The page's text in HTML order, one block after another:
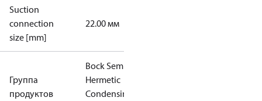
Suction
connection
size [mm]
22.00 мм
Группа
продуктов
Bock Semi-
Hermetic
Condensing